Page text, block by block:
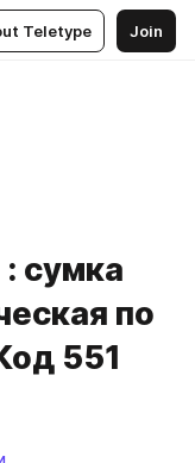
Teletype Join
: сумка
по
551